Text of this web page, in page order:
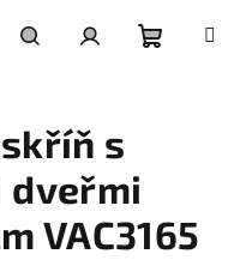
s
dveřmi
VAC3165